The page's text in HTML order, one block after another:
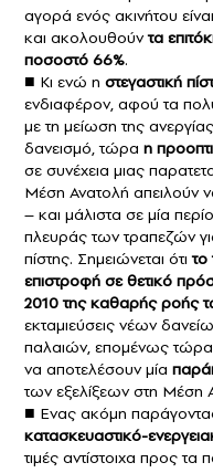
αγορά ενός ακινήτου είναι
και ακολουθούντα
ποσοστό 66%.
■ Κι ενώ η στεγαστική
ενδιαφέρον, αφού τα
με τη μείωση της
δανεισμό, τώρα η
σε συνέχεια μιας
Μέση Ανατολή απειλούν
– και μάλιστα σε μία
πλευράς των τραπεζών
πίστης. Σημειώνεται ότιτο
επιστροφή σε θετικό
2010 της καθαρής ροής
εκταμιεύσεις νέων
παλαιών, επομένως τώρα
να αποτελέσουν μία
των εξελίξεων στη Μέση
■ Ενας ακόμη
κατασκευαστικό-
τιμές αντίστοιχα προς